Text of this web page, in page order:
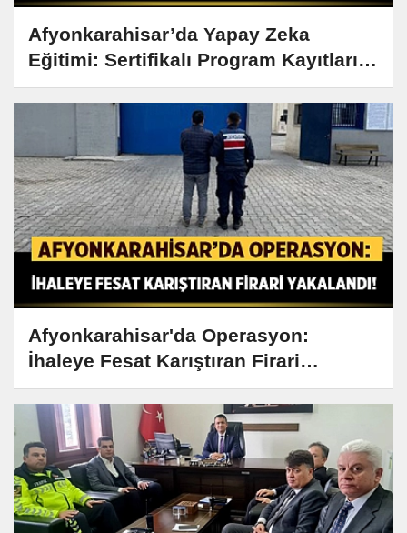
Afyonkarahisar’da Yapay Zeka
Eğitimi: Sertifikalı Program Kayıtları
Başladı!
Afyonkarahisar'da Operasyon:
İhaleye Fesat Karıştıran Firari
Yakalandı!